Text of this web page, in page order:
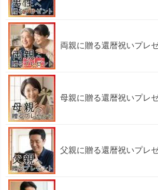
両親に贈る還暦祝いプレ
母親に贈る還暦祝いプレ
父親に贈る還暦祝いプレ